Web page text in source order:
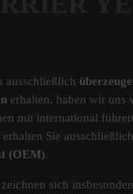
ausschließlich
erhalten, haben wir uns
mit international
erhalten Sie
(OEM).
sich